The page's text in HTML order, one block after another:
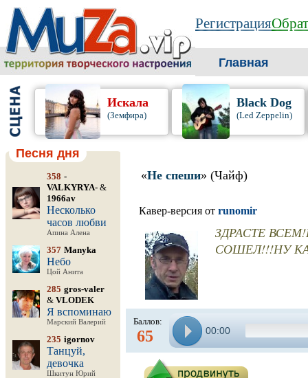
Регистрация
Главная
Искала
(Земфира)
Black Dog
(Led Zeppelin)
Песня дня
358 -
VALKYRYA- &
1966av
Несколько
часов любви
Апина Алена
357 Manyka
Небо
Цой Анита
285 gros-valer
& VLODEK
Я вспоминаю
Марский Валерий
235 igornov
Танцуй,
девочка
Шкитун Юрий
«Не спеши» (Чайф)
Кавер-версия от runomir
ЗДРАСТЕ
СОШЕЛ!!!НУ
Баллов:
65 00:00